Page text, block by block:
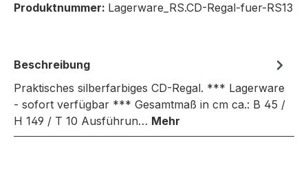
Produktnummer: Lagerware_RS.CD-Regal-fuer-RS13
Beschreibung
Praktisches silberfarbiges CD-Regal. *** Lagerware
- sofort verfügbar *** Gesamtmaß in cm ca.: B 45 /
H 149 / T 10 Ausführun… Mehr